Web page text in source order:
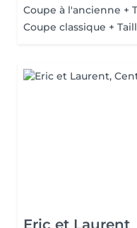
Coupe à l'ancienne +
Coupe classique +
Eric et Laurent